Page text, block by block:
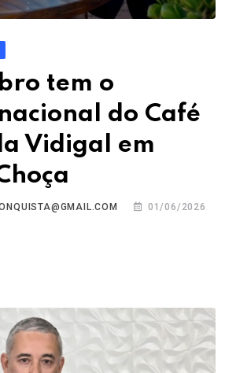
tem o
do Café
Vidigal em
01/06/2026